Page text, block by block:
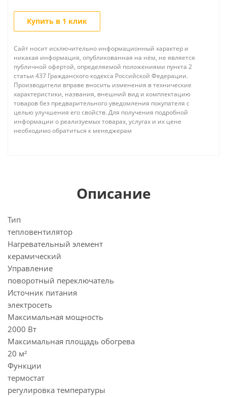
Купить в 1 клик
Сайт носит исключительно информационный характер и
никакая информация, опубликованная на нём, не является
публичной офертой, определяемой положениями пункта 2
статьи 437 Гражданского кодекса Российской Федерации.
Производители вправе вносить изменения в технические
характеристики, названия, внешний вид и комплектацию
товаров без предварительного уведомления покупателя с
целью улучшения его свойств. Для получения подробной
информации о реализуемых товарах, услугах и их цене
необходимо обратиться к менеджерам
Описание
Тип
тепловентилятор
Нагревательный элемент
керамический
Управление
поворотный переключатель
Источник питания
электросеть
Максимальная мощность
2000 Вт
Максимальная площадь обогрева
20 м²
Функции
термостат
регулировка температуры